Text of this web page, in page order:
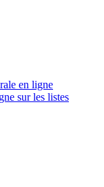
en ligne
sur les listes